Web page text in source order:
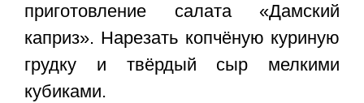
приготовление салата «Дамский
каприз». Нарезать копчёную куриную
грудку и твёрдый сыр мелкими
кубиками.